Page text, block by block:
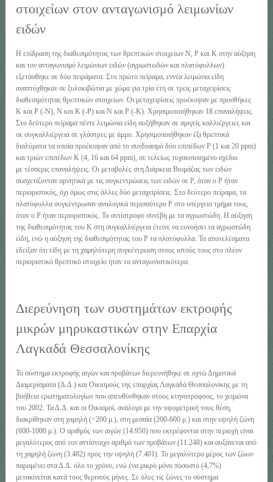
στοιχείων στον ανταγωνισμό λειμωνίων
ειδών
Η επίδραση της διαθεσιμότητας των θρεπτικών στοιχείων Ν, Ρ και Κ στην αύξηση
και τον ανταγωνισμό λειμώνιων ειδών (αγρωστωδών και πλατύφυλλων)
εξετάσθηκε σε δύο πειράματα. Στο πρώτο πείραμα, εννέα λειμώνια είδη
αναπτύχθηκαν σε ξυλοκιβώτια με χώμα για τρία έτη σε τρεις μεταχειρίσεις
διαθεσιμότητας θρεπτικών στοιχείων. Οι μεταχειρίσεις προέκυψαν με προσθήκες
Κ και Ρ (-Ν), Ν και Κ (-Ρ) και Ν και Ρ (-Κ). Χρησιμοποιήθηκαν 18 επαναλήψεις.
Στο δεύτερο πείραμα πέντε λειμώνια είδη αυξήθηκαν σε αμιγείς καλλιέργειες και
σε συγκαλλιέργεια σε γλάστρες με άμμο. Χρησιμοποιήθηκαν έξι θρεπτικά
διαλύματα τα οποία προέκυψαν από το συνδυασμό δύο επιπέδων Ρ (1 και 20 ppm)
και τριών επιπέδων Κ (4, 16 και 64 ppm), σε τελείως τυχαιοποιημένο σχέδιο
με τέσσερις επαναλήψεις. Οι μεταβολές στη Διάρκεια Βιομάζας των ειδών
συσχετίζονταν αρνητικά με τις συγκεντρώσεις των ειδών σε Ρ, όταν ο Ρ ήταν
περιοριστικός, όχι όμως στις άλλες δύο μεταχειρίσεις. Στο δεύτερο πείραμα, τα
πλατύφυλλα συγκέντρωσαν αναλογικά περισσότερο Ρ στο υπέργειο τμήμα τους,
όταν ο Ρ ήταν περιοριστικός. Το αντίστροφο συνέβη με τα αγρωστώδη. Η αύξηση
της διαθεσιμότητας του Κ στη συγκαλλιέργεια έτεινε να ευνοήσει τα αγρωστώδη
είδη, ενώ η αύξηση της διαθεσιμότητας του Ρ τα πλατύφυλλα. Τα αποτελέσματα
έδειξαν ότι είδη με τη χαμηλότερη συγκέντρωση στους ιστούς τους στο πλέον
περιοριστικό θρεπτικό στοιχείο ήταν τα ανταγωνιστικότερα.
Διερεύνηση των συστημάτων εκτροφής
μικρών μηρυκαστικών στην Επαρχία
Λαγκαδά Θεσσαλονίκης
Το σύστημα εκτροφής αιγών και προβάτων διερευνήθηκε σε οχτώ Δημοτικά
Διαμερίσματα (Δ.Δ.) και Οικισμούς της επαρχίας Λαγκαδά Θεσσαλονίκης με τη
βοήθεια ερωτηματολογίων που απευθύνθηκαν στους κτηνοτρόφους, το χειμώνα
του 2002. Τα Δ.Δ. και οι Οικισμοί, ανάλογα με την υψομετρική τους θέση,
διακρίθηκαν στη χαμηλή (<200 μ.), στη μεσαία (200-600 μ.) και στην υψηλή ζώνη
(600-1000 μ.). Ο αριθμός των αιγών (14.950) που εκτρέφονται στην περιοχή είναι
μεγαλύτερος από τον αντίστοιχο αριθμό των προβάτων (11.248) και αυξάνεται από
τη χαμηλή ζώνη (3.482) προς την υψηλή (7.401). Το μεγαλύτερο μέρος των ζώων
παραμένει στα Δ.Δ. όλο το χρόνο, ενώ ένα μικρό μόνο ποσοστό (4,7%)
μετακινείται κατά τους θερινούς μήνες. Σε όλες τις ζώνες το σύστημα